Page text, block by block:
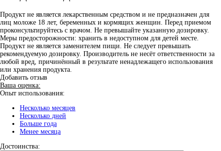
Продукт не является лекарственным средством и не предназначен для
лиц моложе 18 лет, беременных и кормящих женщин. Перед приемом
проконсультируйтесь с врачом. Не превышайте указанную дозировку.
Меры предосторожности: хранить в недоступном для детей месте.
Продукт не является заменителем пищи. Не следует превышать
рекомендуемую дозировку. Производитель не несёт ответственности за
любой вред, причинённый в результате ненадлежащего использования
или хранения продукта.
Добавить отзыв
Ваша оценка:
Опыт использования:
Несколько месяцев
Несколько дней
Больше года
Менее месяца
Достоинства: